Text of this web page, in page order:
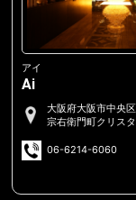
アイ
Ai
大阪府大阪市中央
宗右衛門町クリス
06-6214-6060